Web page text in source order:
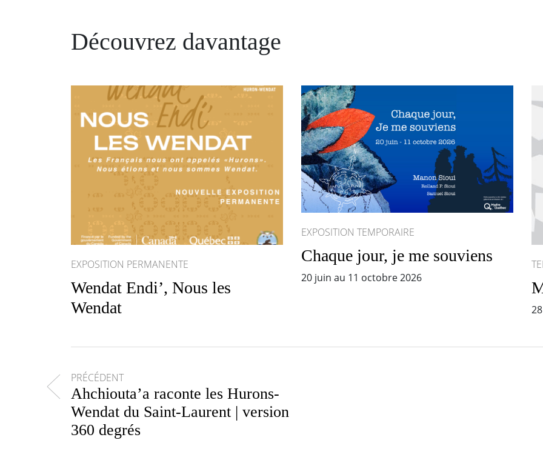
Découvrez davantage
EXPOSITION PERMANENTE
Wendat Endi’, Nous les
Wendat
EXPOSITION TEMPORAIRE
Chaque jour, je me souviens
20 juin au 11 octobre 2026
PRÉCÉDENT
Ahchiouta’a raconte les Hurons-
Wendat du Saint-Laurent | version
360 degrés